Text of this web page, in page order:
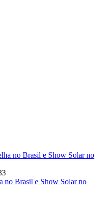
no Brasil e Show Solar no